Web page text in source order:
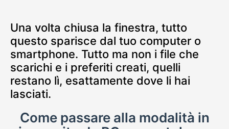
Una volta chiusa la finestra, tutto
questo sparisce dal tuo computer o
smartphone. Tutto ma non i file che
scarichi e i preferiti creati, quelli
restano lì, esattamente dove li hai
lasciati.
Come passare alla modalità in